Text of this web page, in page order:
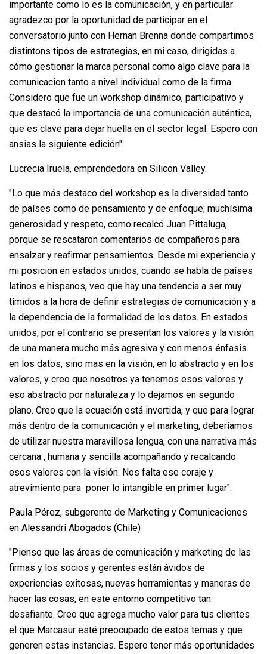
importante como lo es la comunicación, y en particular
agradezco por la oportunidad de participar en el
conversatorio junto con Hernan Brenna donde compartimos
distintons tipos de estrategias, en mi caso, dirigidas a
cómo gestionar la marca personal como algo clave para la
comunicacion tanto a nivel individual como de la firma.
Considero que fue un workshop dinámico, participativo y
que destacó la importancia de una comunicación auténtica,
que es clave para dejar huella en el sector legal. Espero con
ansias la siguiente edición".
Lucrecia Iruela, emprendedora en Silicon Valley.
"Lo que más destaco del workshop es la diversidad tanto
de países como de pensamiento y de enfoque; muchísima
generosidad y respeto, como recalcó Juan Pittaluga,
porque se rescataron comentarios de compañeros para
ensalzar y reafirmar pensamientos. Desde mi experiencia y
mi posicion en estados unidos, cuando se habla de países
latinos e hispanos, veo que hay una tendencia a ser muy
tímidos a la hora de definir estrategias de comunicación y a
la dependencia de la formalidad de los datos. En estados
unidos, por el contrario se presentan los valores y la visión
de una manera mucho más agresiva y con menos énfasis
en los datos, sino mas en la visión, en lo abstracto y en los
valores, y creo que nosotros ya tenemos esos valores y
eso abstracto por naturaleza y lo dejamos en segundo
plano. Creo que la ecuación está invertida, y que para lograr
más dentro de la comunicación y el marketing, deberíamos
de utilizar nuestra maravillosa lengua, con una narrativa más
cercana , humana y sencilla acompañando y recalcando
esos valores con la visión. Nos falta ese coraje y
atrevimiento para poner lo intangible en primer lugar".
Paula Pérez, subgerente de Marketing y Comunicaciones
en Alessandri Abogados (Chile)
"Pienso que las áreas de comunicación y marketing de las
firmas y los socios y gerentes están ávidos de
experiencias exitosas, nuevas herramientas y maneras de
hacer las cosas, en este entorno competitivo tan
desafiante. Creo que agrega mucho valor para tus clientes
el que Marcasur esté preocupado de estos temas y que
generen estas instancias. Espero tener más oportunidades